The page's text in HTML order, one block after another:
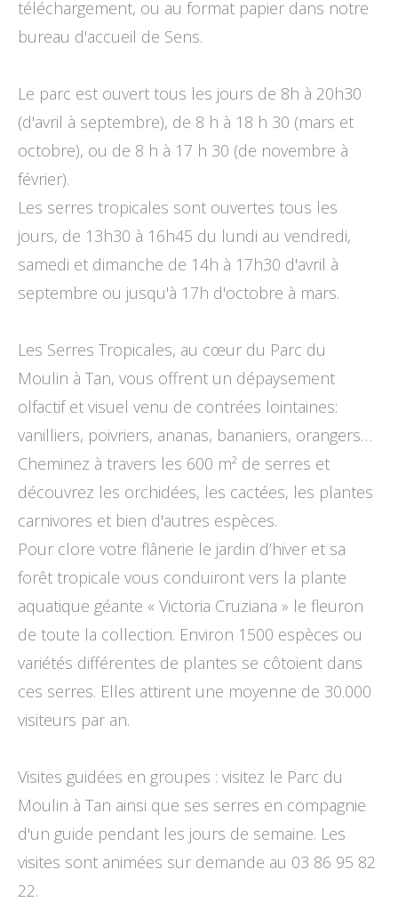
téléchargement, ou au format papier dans notre
bureau d'accueil de Sens.
Le parc est ouvert tous les jours de 8h à 20h30
(d'avril à septembre), de 8 h à 18 h 30 (mars et
octobre), ou de 8 h à 17 h 30 (de novembre à
février).
Les serres tropicales sont ouvertes tous les
jours, de 13h30 à 16h45 du lundi au vendredi,
samedi et dimanche de 14h à 17h30 d'avril à
septembre ou jusqu'à 17h d'octobre à mars.
Les Serres Tropicales, au cœur du Parc du
Moulin à Tan, vous offrent un dépaysement
olfactif et visuel venu de contrées lointaines:
vanilliers, poivriers, ananas, bananiers, orangers…
Cheminez à travers les 600 m² de serres et
découvrez les orchidées, les cactées, les plantes
carnivores et bien d'autres espèces.
Pour clore votre flânerie le jardin d’hiver et sa
forêt tropicale vous conduiront vers la plante
aquatique géante « Victoria Cruziana » le fleuron
de toute la collection. Environ 1500 espèces ou
variétés différentes de plantes se côtoient dans
ces serres. Elles attirent une moyenne de 30.000
visiteurs par an.
Visites guidées en groupes : visitez le Parc du
Moulin à Tan ainsi que ses serres en compagnie
d'un guide pendant les jours de semaine. Les
visites sont animées sur demande au 03 86 95 82
22.